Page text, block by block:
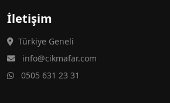
İletişim
Türkiye Geneli
info@cikmafar.com
0505 631 23 31